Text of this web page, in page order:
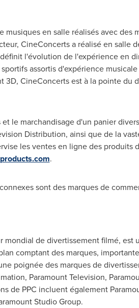
en salle réalisés avec des
CineConcerts a réalisé en salle
l'évolution de l'expérience en
assortis d'expérience
CineConcerts est à la pointe du
le marchandisage d'un panier
Distribution, ainsi que de la
les ventes en ligne des produits
.
sont des marques de
de divertissement filmé, est
comptant des marques,
poignée des marques de
Paramount Television,
de PPC incluent également
Studio Group.